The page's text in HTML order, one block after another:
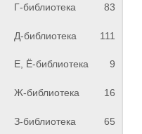
Г-библиотека 83
Д-библиотека 111
Е, Ё-библиотека 9
Ж-библиотека 16
З-библиотека 65